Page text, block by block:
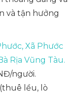
và tận hưởng
Xã Phước
Rịa Vũng Tàu.
người.
lều, lò